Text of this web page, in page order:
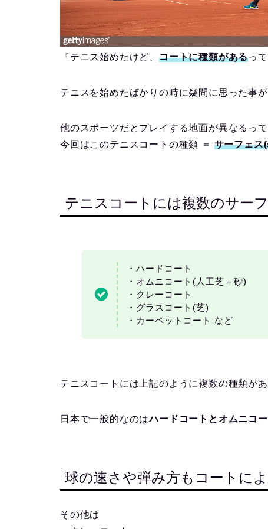
『テニス始めたけど、 コートに種類があるっ
テニスを始めたばかりの時に疑問に思った事が
他のスポーツだとプレイする地面が異なるっ
今回はこのテニスコートの種類 ＝ サーフェス
テニスコートには複数のサー
・ハードコート
・オムニコート(人工芝＋砂)
・クレーコート
・グラスコート(芝)
・カーペットコート など
テニスコートには上記のように複数の種類があ
日本で一般的なのはハードコートとオムニコー
球の速さや弾み方もコートに
その他は